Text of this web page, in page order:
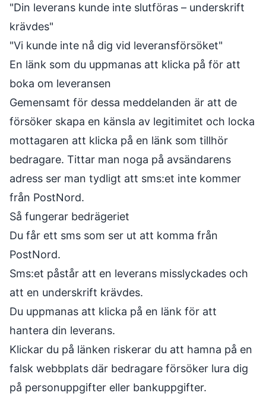
"Din leverans kunde inte slutföras – underskrift
krävdes"
"Vi kunde inte nå dig vid leveransförsöket"
En länk som du uppmanas att klicka på för att
boka om leveransen
Gemensamt för dessa meddelanden är att de
försöker skapa en känsla av legitimitet och locka
mottagaren att klicka på en länk som tillhör
bedragare. Tittar man noga på avsändarens
adress ser man tydligt att sms:et inte kommer
från PostNord.
Så fungerar bedrägeriet
Du får ett sms som ser ut att komma från
PostNord.
Sms:et påstår att en leverans misslyckades och
att en underskrift krävdes.
Du uppmanas att klicka på en länk för att
hantera din leverans.
Klickar du på länken riskerar du att hamna på en
falsk webbplats där bedragare försöker lura dig
på personuppgifter eller bankuppgifter.